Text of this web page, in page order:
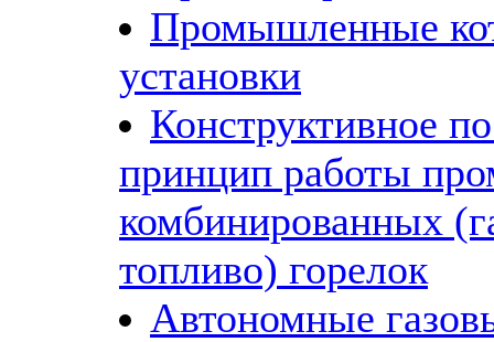
Промышленные
установки
Конструктивное
принцип работы
комбинированных
топливо) горелок
Автономные